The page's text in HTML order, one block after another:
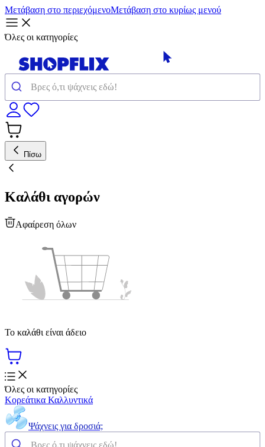
Μετάβαση στο περιεχόμενοΜετάβαση στο κυρίως μενού
Όλες οι κατηγορίες
Πίσω
Καλάθι αγορών
Αφαίρεση όλων
Το καλάθι είναι άδειο
Όλες οι κατηγορίες
Κορεάτικα Καλλυντικά
Ψάχνεις για δροσιά;